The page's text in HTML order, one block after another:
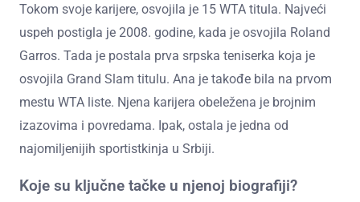
Tokom svoje karijere, osvojila je 15 WTA titula. Najveći
uspeh postigla je 2008. godine, kada je osvojila Roland
Garros. Tada je postala prva srpska teniserka koja je
osvojila Grand Slam titulu. Ana je takođe bila na prvom
mestu WTA liste. Njena karijera obeležena je brojnim
izazovima i povredama. Ipak, ostala je jedna od
najomiljenijih sportistkinja u Srbiji.
Koje su ključne tačke u njenoj biografiji?